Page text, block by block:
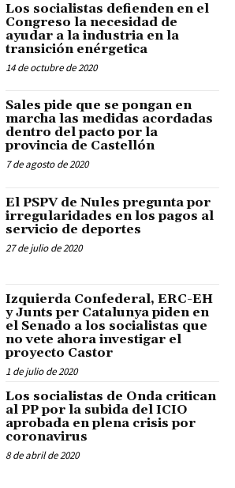
Los socialistas defienden en el
Congreso la necesidad de
ayudar a la industria en la
transición enérgetica
14 de octubre de 2020
Sales pide que se pongan en
marcha las medidas acordadas
dentro del pacto por la
provincia de Castellón
7 de agosto de 2020
El PSPV de Nules pregunta por
irregularidades en los pagos al
servicio de deportes
27 de julio de 2020
Izquierda Confederal, ERC-EH
y Junts per Catalunya piden en
el Senado a los socialistas que
no vete ahora investigar el
proyecto Castor
1 de julio de 2020
Los socialistas de Onda critican
al PP por la subida del ICIO
aprobada en plena crisis por
coronavirus
8 de abril de 2020